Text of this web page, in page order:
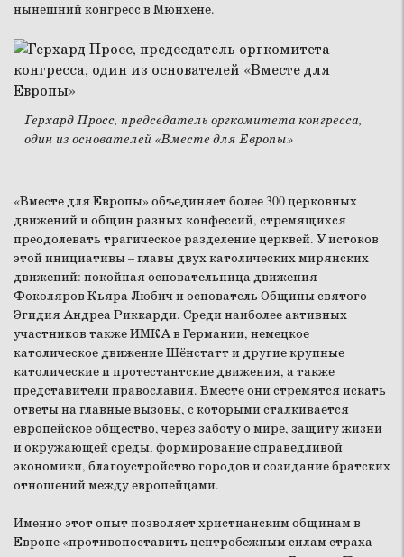
нынешний конгресс в Мюнхене.
Герхард Просс, председатель оргкомитета конгресса,
один из основателей «Вместе для Европы»
«Вместе для Европы» объединяет более 300 церковных
движений и общин разных конфессий, стремящихся
преодолевать трагическое разделение церквей. У истоков
этой инициативы – главы двух католических мирянских
движений: покойная основательница движения
Фоколяров Кьяра Любич и основатель Общины святого
Эгидия Андреа Риккарди. Среди наиболее активных
участников также ИМКА в Германии, немецкое
католическое движение Шёнстатт и другие крупные
католические и протестантские движения, а также
представители православия. Вместе они стремятся искать
ответы на главные вызовы, с которыми сталкивается
европейское общество, через заботу о мире, защиту жизни
и окружающей среды, формирование справедливой
экономики, благоустройство городов и созидание братских
отношений между европейцами.
Именно этот опыт позволяет христианским общинам в
Европе «противопоставить центробежным силам страха